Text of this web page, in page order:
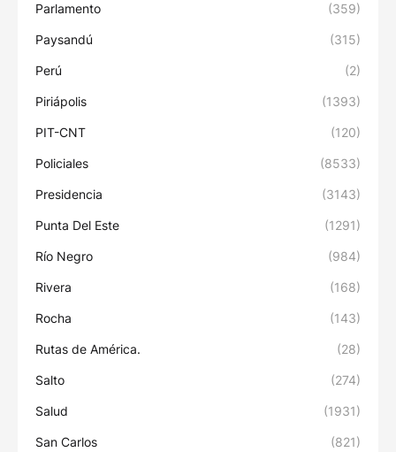
Parlamento (359)
Paysandú (315)
Perú (2)
Piriápolis (1393)
PIT-CNT (120)
Policiales (8533)
Presidencia (3143)
Punta Del Este (1291)
Río Negro (984)
Rivera (168)
Rocha (143)
Rutas de América. (28)
Salto (274)
Salud (1931)
San Carlos (821)